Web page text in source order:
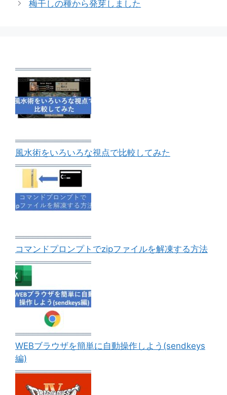
ー
梅干しの種から発芽しました
風水術をいろいろな視点で比較してみた
コマンドプロンプトでzipファイルを解凍する方法
WEBブラウザを簡単に自動操作しよう(sendkeys
編)